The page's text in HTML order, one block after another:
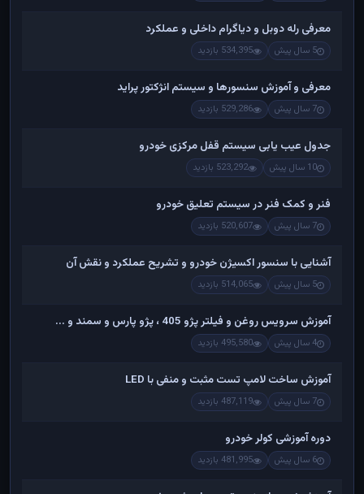
معرفی رله دوبل و دیاگرام داخلی و عملکرد
5 سال پیش 534,395 بازدید
معرفی و آموزش سنسورها و سیستم انژکتور پراید
7 سال پیش 529,286 بازدید
جدول عیب یابی سیستم قفل مرکزی خودرو
10 سال پیش 523,292 بازدید
فنر و کمک فنر در سیستم تعلیق خودرو
7 سال پیش 520,607 بازدید
آشنایی با سنسور اکسیژن خودرو و تشریح عملکرد و نقش آن
5 سال پیش 514,065 بازدید
آموزش سرویس روغن و فیلتر پژو 405 ، پژو پارس و سمند و ...
4 سال پیش 495,580 بازدید
آموزش ساخت لامپ تست مثبت و منفی با LED
7 سال پیش 487,119 بازدید
دوره آموزشی کولر خودرو
6 سال پیش 481,995 بازدید